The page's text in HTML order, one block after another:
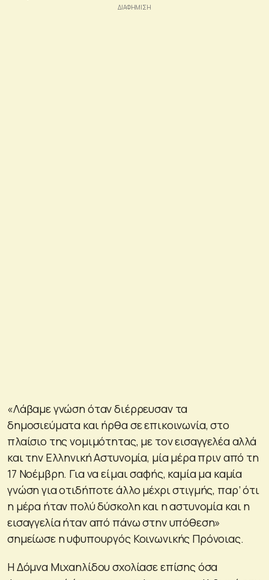
«Λάβαμε γνώση όταν διέρρευσαν τα
δημοσιεύματα και ήρθα σε επικοινωνία, στο
πλαίσιο της νομιμότητας, με τον εισαγγελέα αλλά
και την Ελληνική Αστυνομία, μία μέρα πριν από τη
17 Νοέμβρη. Για να είμαι σαφής, καμία μα καμία
γνώση για οτιδήποτε άλλο μέχρι στιγμής, παρ’ ότι
η μέρα ήταν πολύ δύσκολη και η αστυνομία και η
εισαγγελία ήταν από πάνω στην υπόθεση»
σημείωσε η υφυπουργός Κοινωνικής Πρόνοιας.
Η Δόμνα Μιχαηλίδου σχολίασε επίσης όσα